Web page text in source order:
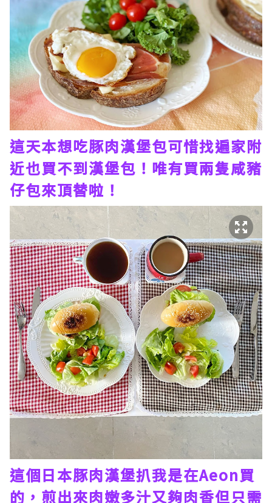
這天本想吃豚肉漢堡包可惜找遍家附
近也買不到漢堡包！唯有買兩隻咸豬
仔包來頂替啦！
這個日本豚肉漢堡扒我是在Aeon買
的，煎出來肉嫩多汁又夠肉香但只需